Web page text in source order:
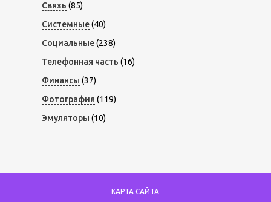
Связь (85)
Системные(40)
Социальные(238)
Телефонная часть (16)
Финансы (37)
Фотография (119)
Эмуляторы (10)
КАРТА САЙТА